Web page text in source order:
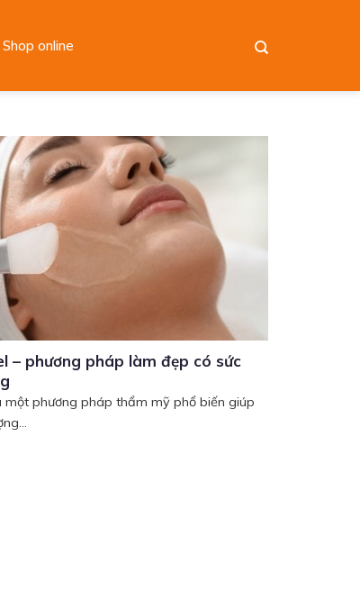
Shop online
– phương pháp làm đẹp có sức
một phương pháp thẩm mỹ phổ biến giúp